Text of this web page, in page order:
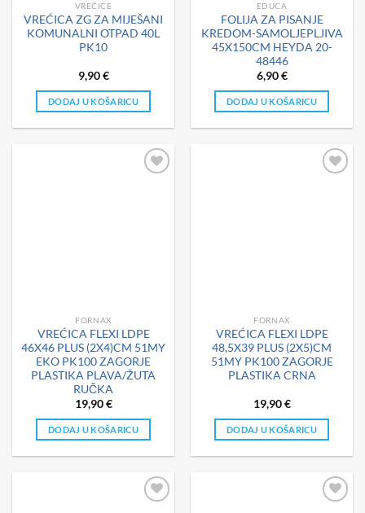
VREĆICE
VREĆICA ZG ZA MIJEŠANI
KOMUNALNI OTPAD 40L
PK10
9,90€
DODAJ U KOŠARICU
EDUCA
FOLIJA ZA PISANJE
KREDOM-SAMOLJEPLJIVA
45X150CM HEYDA 20-
48446
6,90€
DODAJ U KOŠARICU
FORNAX
VREĆICA FLEXI LDPE
46X46 PLUS (2X4)CM 51MY
EKO PK100 ZAGORJE
PLASTIKA PLAVA/ŽUTA
RUČKA
19,90€
DODAJ U KOŠARICU
FORNAX
VREĆICA FLEXI LDPE
48,5X39 PLUS (2X5)CM
51MY PK100 ZAGORJE
PLASTIKA CRNA
19,90€
DODAJ U KOŠARICU